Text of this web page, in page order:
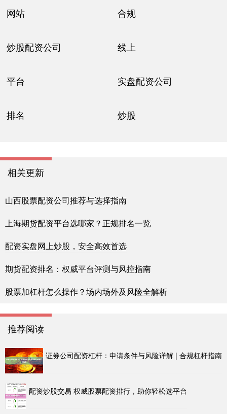
网站 合规
炒股配资公司 线上
平台 实盘配资公司
排名 炒股
相关更新
山西股票配资公司推荐与选择指南
上海期货配资平台选哪家？正规排名一览
配资实盘网上炒股，安全高效首选
期货配资排名：权威平台评测与风控指南
股票加杠杆怎么操作？场内场外及风险全解析
推荐阅读
证券公司配资杠杆：申请条件与风险详解 | 合规杠杆指南
配资炒股交易 权威股票配资排行，助你轻松选平台